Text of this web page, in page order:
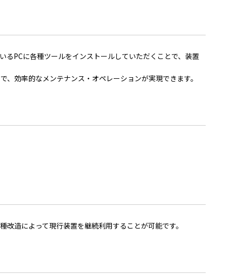
PCに各種ツールをインストールしていただくことで、装置
効率的なメンテナンス・オペレーションが実現できます。
造によって現行装置を継続利用することが可能です。